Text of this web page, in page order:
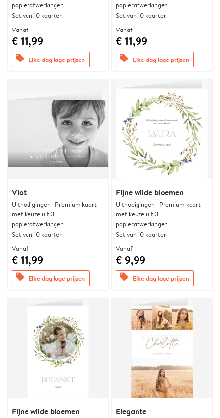
papierafwerkingen
Set van 10 kaarten
Vanaf
€ 11,99
offers Elke dag lage prijzen
papierafwerkingen
Set van 10 kaarten
Vanaf
€ 11,99
offers Elke dag lage prijzen
Vlot
Uitnodigingen | Premium kaart
met keuze uit 3
papierafwerkingen
Set van 10 kaarten
Vanaf
€ 11,99
offers Elke dag lage prijzen
Fijne wilde bloemen
Uitnodigingen | Premium kaart
met keuze uit 3
papierafwerkingen
Set van 10 kaarten
Vanaf
€ 9,99
offers Elke dag lage prijzen
Fijne wilde bloemen
Elegante